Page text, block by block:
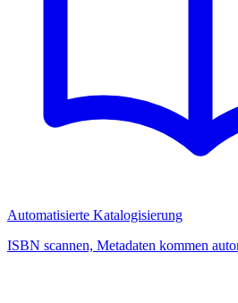
Automatisierte Katalogisierung
ISBN scannen, Metadaten kommen